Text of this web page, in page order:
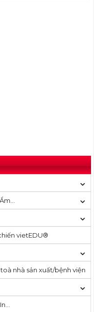
vietEDU®
nhà sản xuất/bệnh viện